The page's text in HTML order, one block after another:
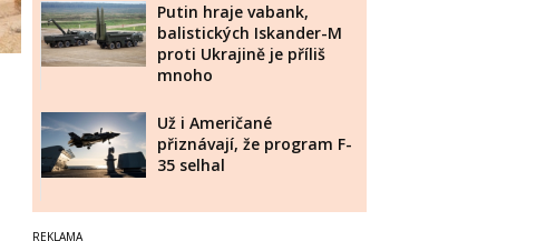
Putin hraje vabank,
balistických Iskander-M
proti Ukrajině je příliš
mnoho
Už i Američané
přiznávají, že program F-
35 selhal